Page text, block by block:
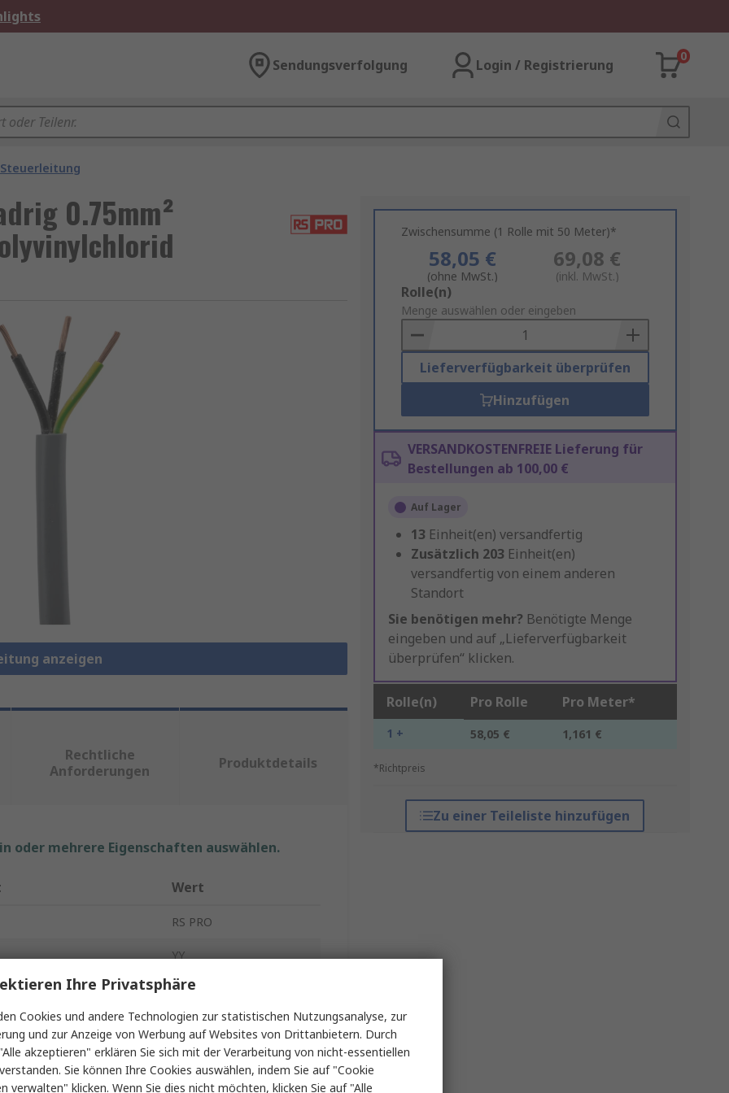
Sendungsverfolgung Login / Registrierung
0
Steuerleitung
0.75mm²
anzeigen
Zwischensumme (1 Rolle mit 50 Meter)*
58,05 €
(ohne MwSt.)
69,08 €
(inkl. MwSt.)
Add
to
Basket
Rolle(n)
Menge auswählen oder eingeben
Lieferverfügbarkeit überprüfen
Hinzufügen
VERSANDKOSTENFREIE Lieferung für
Bestellungen ab 100,00 €
Auf Lager
13 Einheit(en) versandfertig
Zusätzlich 203 Einheit(en)
versandfertig von einem anderen
Standort
Sie benötigen mehr? Benötigte Menge
eingeben und auf „Lieferverfügbarkeit
überprüfen“ klicken.
Rolle(n) Pro Rolle Pro Meter*
1 + 58,05 € 1,161 €
*Richtpreis
Zu einer Teileliste hinzufügen
Rechtliche
Anforderungen
Produktdetails
oder mehrere Eigenschaften auswählen.
Wert
RS PRO
YY
Steuerkabel
Kerne 3
Kupfer getempert
Polyvinylchlorid
Ihre Privatsphäre
Cookies und andere Technologien zur statistischen Nutzungsanalyse, zur
und zur Anzeige von Werbung auf Websites von Drittanbietern. Durch
akzeptieren" erklären Sie sich mit der Verarbeitung von nicht-essentiellen
Sie können Ihre Cookies auswählen, indem Sie auf "Cookie
verwalten" klicken. Wenn Sie dies nicht möchten, klicken Sie auf "Alle